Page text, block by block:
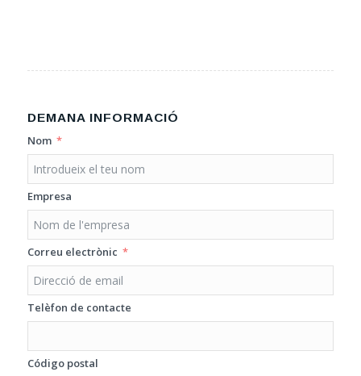
DEMANA INFORMACIÓ
Nom
Empresa
Correu electrònic
Telèfon de contacte
Código postal